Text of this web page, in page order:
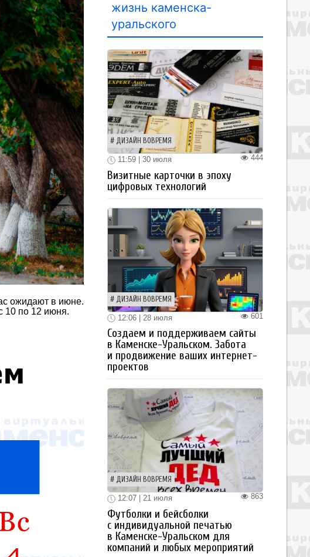
ожидают в июне.
10 по 12 июня.
жизнь каменска-
уральского
ДИЗАЙН ВОВРЕМЯ
444
11:59 | 30 июля
Визитные карточки в эпоху
цифровых технологий
ДИЗАЙН ВОВРЕМЯ
601
12:06 | 28 июля
Создаем и поддерживаем сайты
в Каменске-Уральском. Забота
и продвижение ваших интернет-
проектов
ДИЗАЙН ВОВРЕМЯ
863
12:07 | 21 июля
Футболки и бейсболки
с индивидуальной печатью
в Каменске-Уральском для
компаний и любых мероприятий